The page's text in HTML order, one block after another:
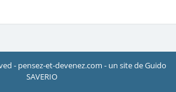
- pensez-et-devenez.com - un site de Guido
SAVERIO